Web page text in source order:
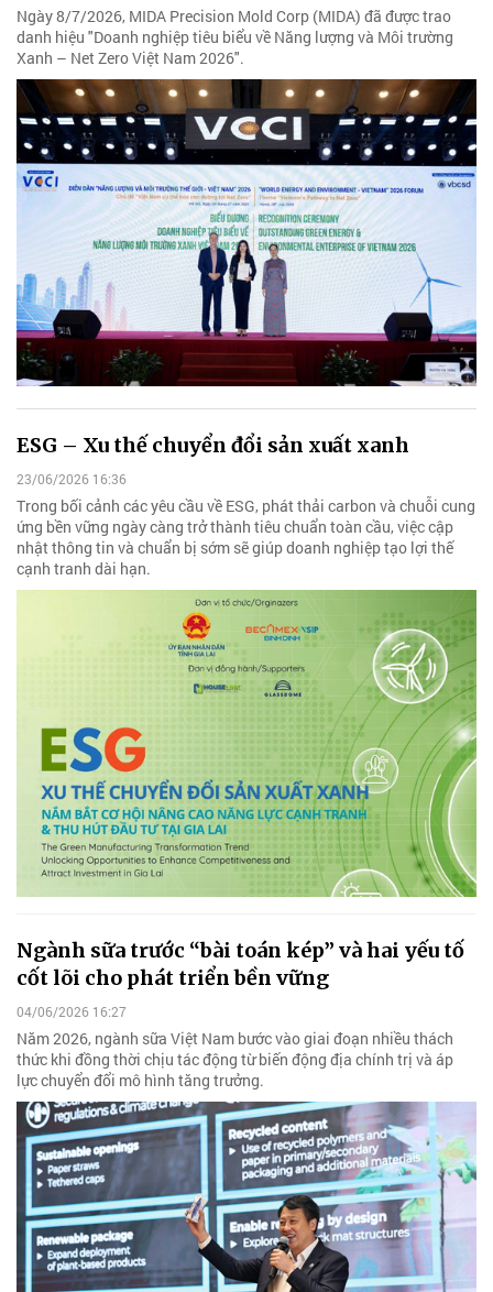
Ngày 8/7/2026, MIDA Precision Mold Corp (MIDA) đã được trao
danh hiệu "Doanh nghiệp tiêu biểu về Năng lượng và Môi trường
Xanh – Net Zero Việt Nam 2026".
ESG – Xu thế chuyển đổi sản xuất xanh
23/06/2026 16:36
Trong bối cảnh các yêu cầu về ESG, phát thải carbon và chuỗi cung
ứng bền vững ngày càng trở thành tiêu chuẩn toàn cầu, việc cập
nhật thông tin và chuẩn bị sớm sẽ giúp doanh nghiệp tạo lợi thế
cạnh tranh dài hạn.
Ngành sữa trước “bài toán kép” và hai yếu tố
cốt lõi cho phát triển bền vững
04/06/2026 16:27
Năm 2026, ngành sữa Việt Nam bước vào giai đoạn nhiều thách
thức khi đồng thời chịu tác động từ biến động địa chính trị và áp
lực chuyển đổi mô hình tăng trưởng.